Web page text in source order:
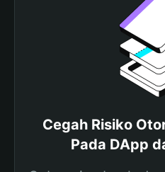
Cegah Risiko
Pada DApp